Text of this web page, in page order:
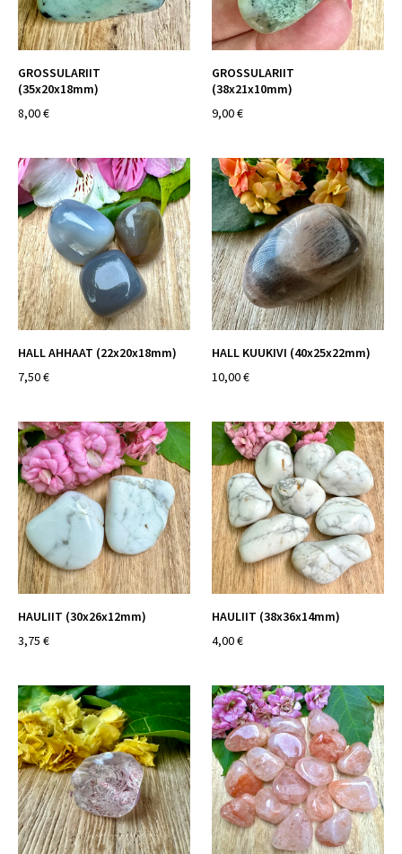
GROSSULARIIT
(35x20x18mm)
8,00 €
GROSSULARIIT
(38x21x10mm)
9,00 €
HALL AHHAAT (22x20x18mm)
7,50 €
HALL KUUKIVI (40x25x22mm)
10,00 €
HAULIIT (30x26x12mm)
3,75 €
HAULIIT (38x36x14mm)
4,00 €